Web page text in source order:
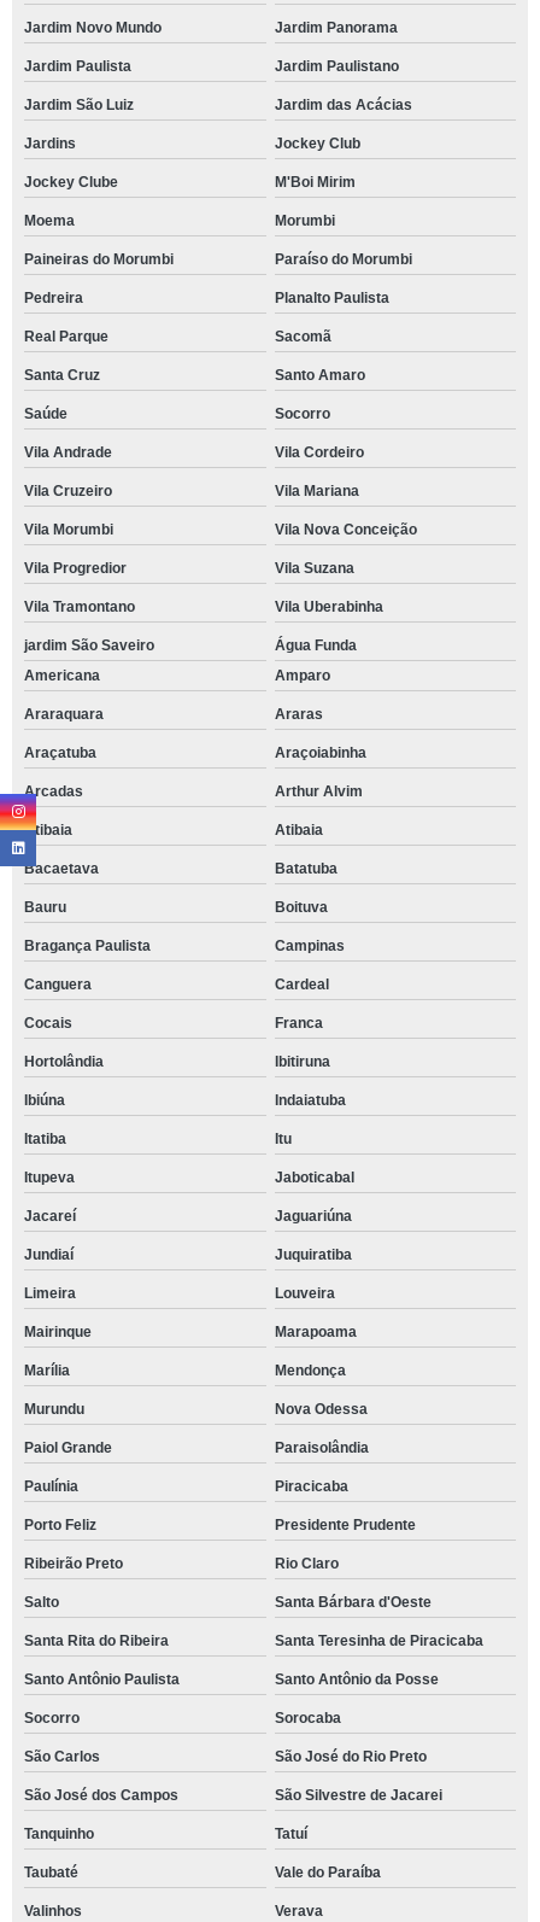
Jardim Novo Mundo Jardim Panorama
Jardim Paulista Jardim Paulistano
Jardim São Luiz Jardim das Acácias
Jardins Jockey Club
Jockey Clube M'Boi Mirim
Moema Morumbi
Paineiras do Morumbi Paraíso do Morumbi
Pedreira Planalto Paulista
Real Parque Sacomã
Santa Cruz Santo Amaro
Saúde Socorro
Vila Andrade Vila Cordeiro
Vila Cruzeiro Vila Mariana
Vila Morumbi Vila Nova Conceição
Vila Progredior Vila Suzana
Vila Tramontano Vila Uberabinha
jardim São Saveiro
Água Funda
Americana
Amparo
Araraquara Araras
Araçatuba Araçoiabinha
Arcadas Arthur Alvim
Atibaia Atibaia
Bacaetava Batatuba
Bauru Boituva
Bragança Paulista Campinas
Canguera Cardeal
Cocais Franca
Hortolândia Ibitiruna
Ibiúna Indaiatuba
Itatiba Itu
Itupeva Jaboticabal
Jacareí Jaguariúna
Jundiaí Juquiratiba
Limeira Louveira
Mairinque Marapoama
Marília Mendonça
Murundu Nova Odessa
Paiol Grande Paraisolândia
Paulínia Piracicaba
Porto Feliz Presidente Prudente
Ribeirão Preto Rio Claro
Salto Santa Bárbara d'Oeste
Santa Rita do Ribeira Santa Teresinha de Piracicaba
Santo Antônio Paulista Santo Antônio da Posse
Socorro Sorocaba
São Carlos São José do Rio Preto
São José dos Campos São Silvestre de Jacarei
Tanquinho Tatuí
Taubaté Vale do Paraíba
Valinhos Verava